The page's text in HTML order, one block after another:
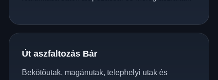
Út aszfaltozás Bár
Bekötőutak, magánutak, telephelyi utak és